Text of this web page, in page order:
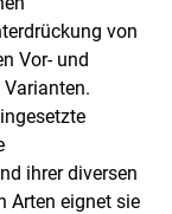
von
Vor- und
ihrer diversen
Arten eignet sie